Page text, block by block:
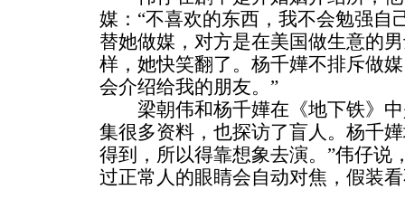
媒：“不喜欢的东西，我不会勉强自
替她做媒，对方是在美国做生意的
样，她快笑翻了。杨千嬅不排斥做
会介绍给我的朋友。”
梁朝伟和杨千嬅在《地下铁》中
集很多资料，也探访了盲人。杨千
得到，所以得靠想象去演。”伟仔说
过正常人的眼睛会自动对焦，假装